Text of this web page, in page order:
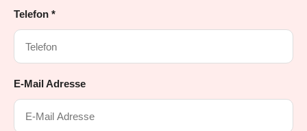
Telefon *
E-Mail Adresse